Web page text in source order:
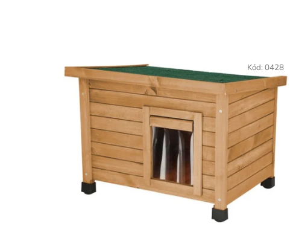
Kód:0428